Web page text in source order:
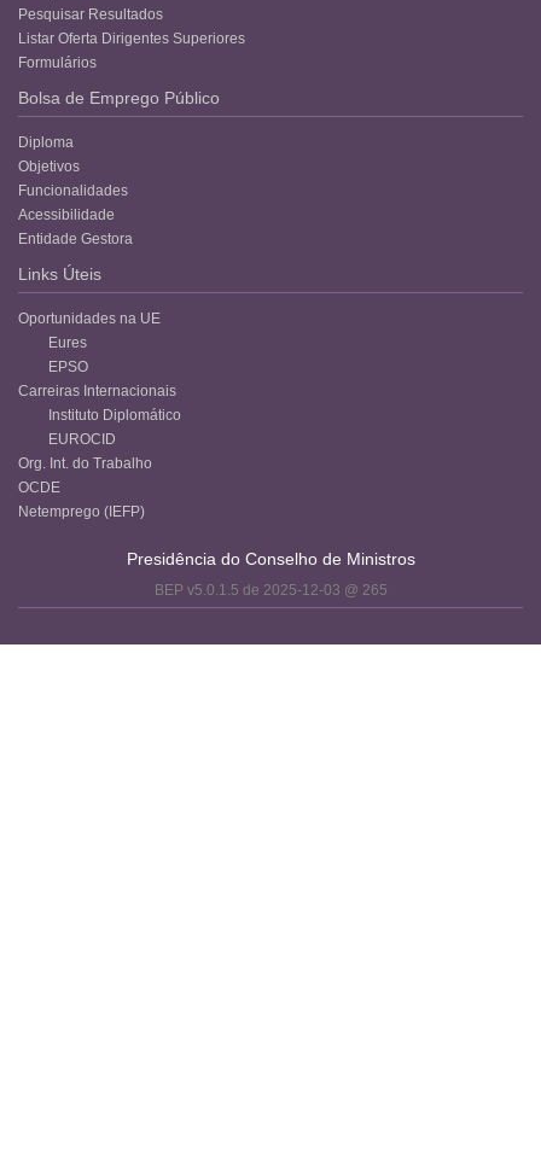
Pesquisar Resultados
Listar Oferta Dirigentes Superiores
Formulários
Bolsa de Emprego Público
Diploma
Objetivos
Funcionalidades
Acessibilidade
Entidade Gestora
Links Úteis
Oportunidades na UE
Eures
EPSO
Carreiras Internacionais
Instituto Diplomático
EUROCID
Org. Int. do Trabalho
OCDE
Netemprego (IEFP)
Presidência do Conselho de Ministros
BEP v5.0.1.5 de 2025-12-03 @ 265